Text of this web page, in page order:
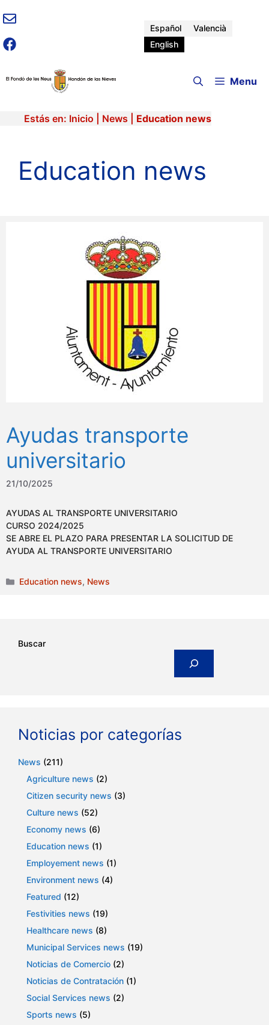
Skip
to
content
Español
Valencià
English
Menu
Estás en: Inicio News Education news
Education news
Ayudas transporte
universitario
21/10/2025
AYUDAS AL TRANSPORTE UNIVERSITARIO
CURSO 2024/2025
SE ABRE EL PLAZO PARA PRESENTAR LA SOLICITUD DE
AYUDA AL TRANSPORTE UNIVERSITARIO
Categories
Education news, News
Buscar
Noticias por categorías
News (211)
Agriculture news (2)
Citizen security news (3)
Culture news (52)
Economy news (6)
Education news (1)
Employement news (1)
Environment news (4)
Featured (12)
Festivities news (19)
Healthcare news (8)
Municipal Services news (19)
Noticias de Comercio (2)
Noticias de Contratación (1)
Social Services news (2)
Sports news (5)